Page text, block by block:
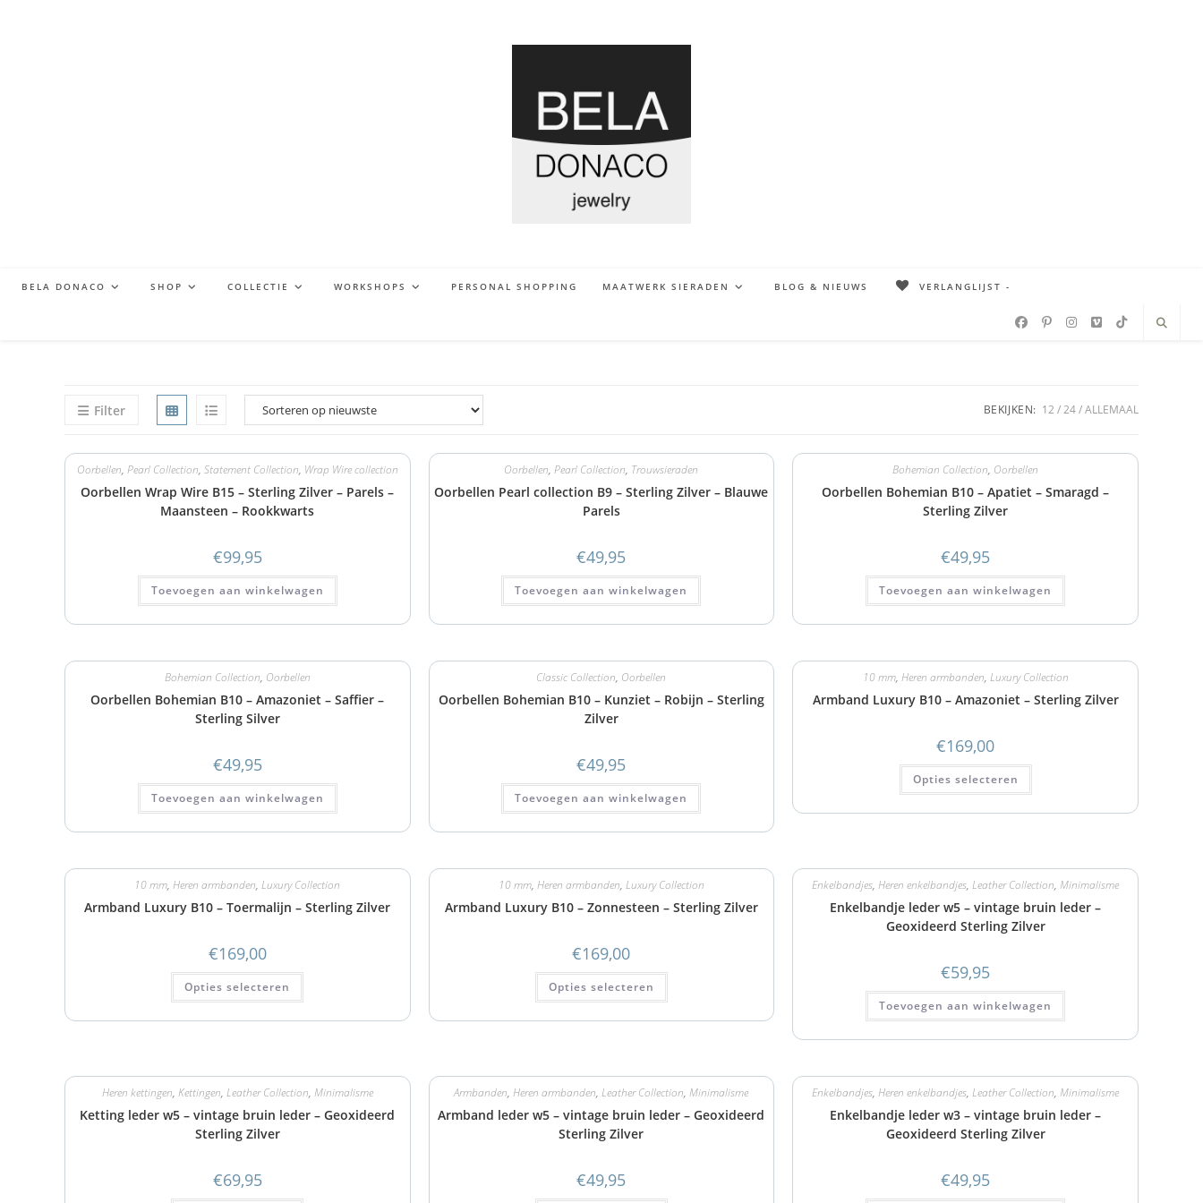
BELA DONACO SHOP COLLECTIE WORKSHOPS PERSONAL SHOPPING MAATWERK SIERADEN BLOG & NIEUWS VERLANGLIJST -
Filter BEKIJKEN: 12 24 ALLEMAAL
Oorbellen, Pearl Collection, Statement Collection, Wrap Wire collection
Oorbellen Wrap Wire B15 – Sterling Zilver – Parels –
Maansteen – Rookkwarts
€99,95
Toevoegen aan winkelwagen
Oorbellen,Pearl Collection, Trouwsieraden
Oorbellen Pearl collection B9 – Sterling Zilver – Blauwe
Parels
€49,95
Toevoegen aan winkelwagen
Bohemian Collection, Oorbellen
Oorbellen Bohemian B10 – Apatiet – Smaragd –
Sterling Zilver
€49,95
Toevoegen aan winkelwagen
Bohemian Collection, Oorbellen
Oorbellen Bohemian B10 – Amazoniet – Saffier –
Sterling Silver
€49,95
Toevoegen aan winkelwagen
Classic Collection, Oorbellen
Oorbellen Bohemian B10 – Kunziet – Robijn – Sterling
Zilver
€49,95
Toevoegen aan winkelwagen
10 mm, Heren armbanden, Luxury Collection
Armband Luxury B10 – Amazoniet – Sterling Zilver
€169,00
Opties selecteren
10 mm,Heren armbanden,Luxury Collection
Armband Luxury B10 – Toermalijn – Sterling Zilver
€169,00
Opties selecteren
10 mm, Heren armbanden, Luxury Collection
Armband Luxury B10 – Zonnesteen – Sterling Zilver
€169,00
Opties selecteren
Enkelbandjes,Heren enkelbandjes,Leather Collection,Minimalisme
Enkelbandje leder w5 – vintage bruin leder –
Geoxideerd Sterling Zilver
€59,95
Toevoegen aan winkelwagen
Heren kettingen, Kettingen, Leather Collection, Minimalisme
Ketting leder w5 – vintage bruin leder – Geoxideerd
Sterling Zilver
€69,95
Armbanden,Heren armbanden,Leather Collection,Minimalisme
Armband leder w5 – vintage bruin leder – Geoxideerd
Sterling Zilver
€49,95
Enkelbandjes,Heren enkelbandjes,Leather Collection,Minimalisme
Enkelbandje leder w3 – vintage bruin leder –
Geoxideerd Sterling Zilver
€49,95